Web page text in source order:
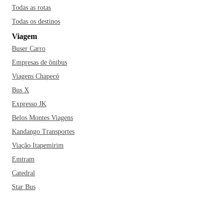
Todas as rotas
Todas os destinos
Viagem
Buser Carro
Empresas de ônibus
Viagens Chapecó
Bus X
Expresso JK
Belos Montes Viagens
Kandango Transportes
Viação Itapemirim
Emtram
Catedral
Star Bus